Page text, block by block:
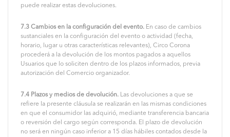
puede realizar estas devoluciones.
7.3 Cambios en la configuración del evento. En caso de cambios
sustanciales en la configuración del evento o actividad (fecha,
horario, lugar u otras características relevantes), Circo Corona
procederá a la devolución de los montos pagados a aquellos
Usuarios que lo soliciten dentro de los plazos informados, previa
autorización del Comercio organizador.
7.4 Plazos y medios de devolución. Las devoluciones a que se
refiere la presente cláusula se realizarán en las mismas condiciones
en que el consumidor las adquirió, mediante transferencia bancaria
o reversión del cargo según corresponda. El plazo de devolución
no será en ningún caso inferior a 15 días hábiles contados desde la